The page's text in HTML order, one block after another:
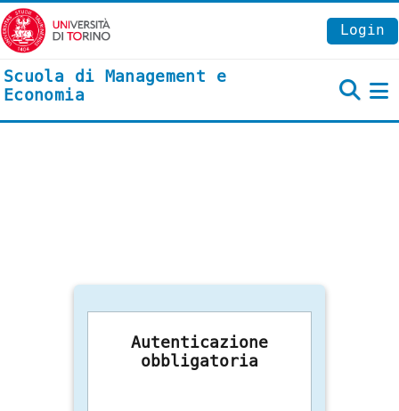
Vai al contenuto principale
Login
Scuola di Management e
Economia
Autenticazione
obbligatoria